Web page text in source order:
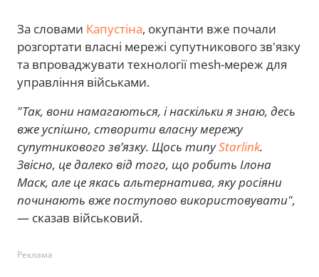
За словами Капустіна, окупанти вже почали
розгортати власні мережі супутникового зв'язку
та впроваджувати технології mesh-мереж для
управління військами.
"Так, вони намагаються, і наскільки я знаю, десь
вже успішно, створити власну мережу
супутникового зв’язку. Щось типуStarlink.
Звісно, це далеко від того, що робить Ілона
Маск, але це якась альтернатива, яку росіяни
починають вже поступово використовувати",
— сказав військовий.
Реклама